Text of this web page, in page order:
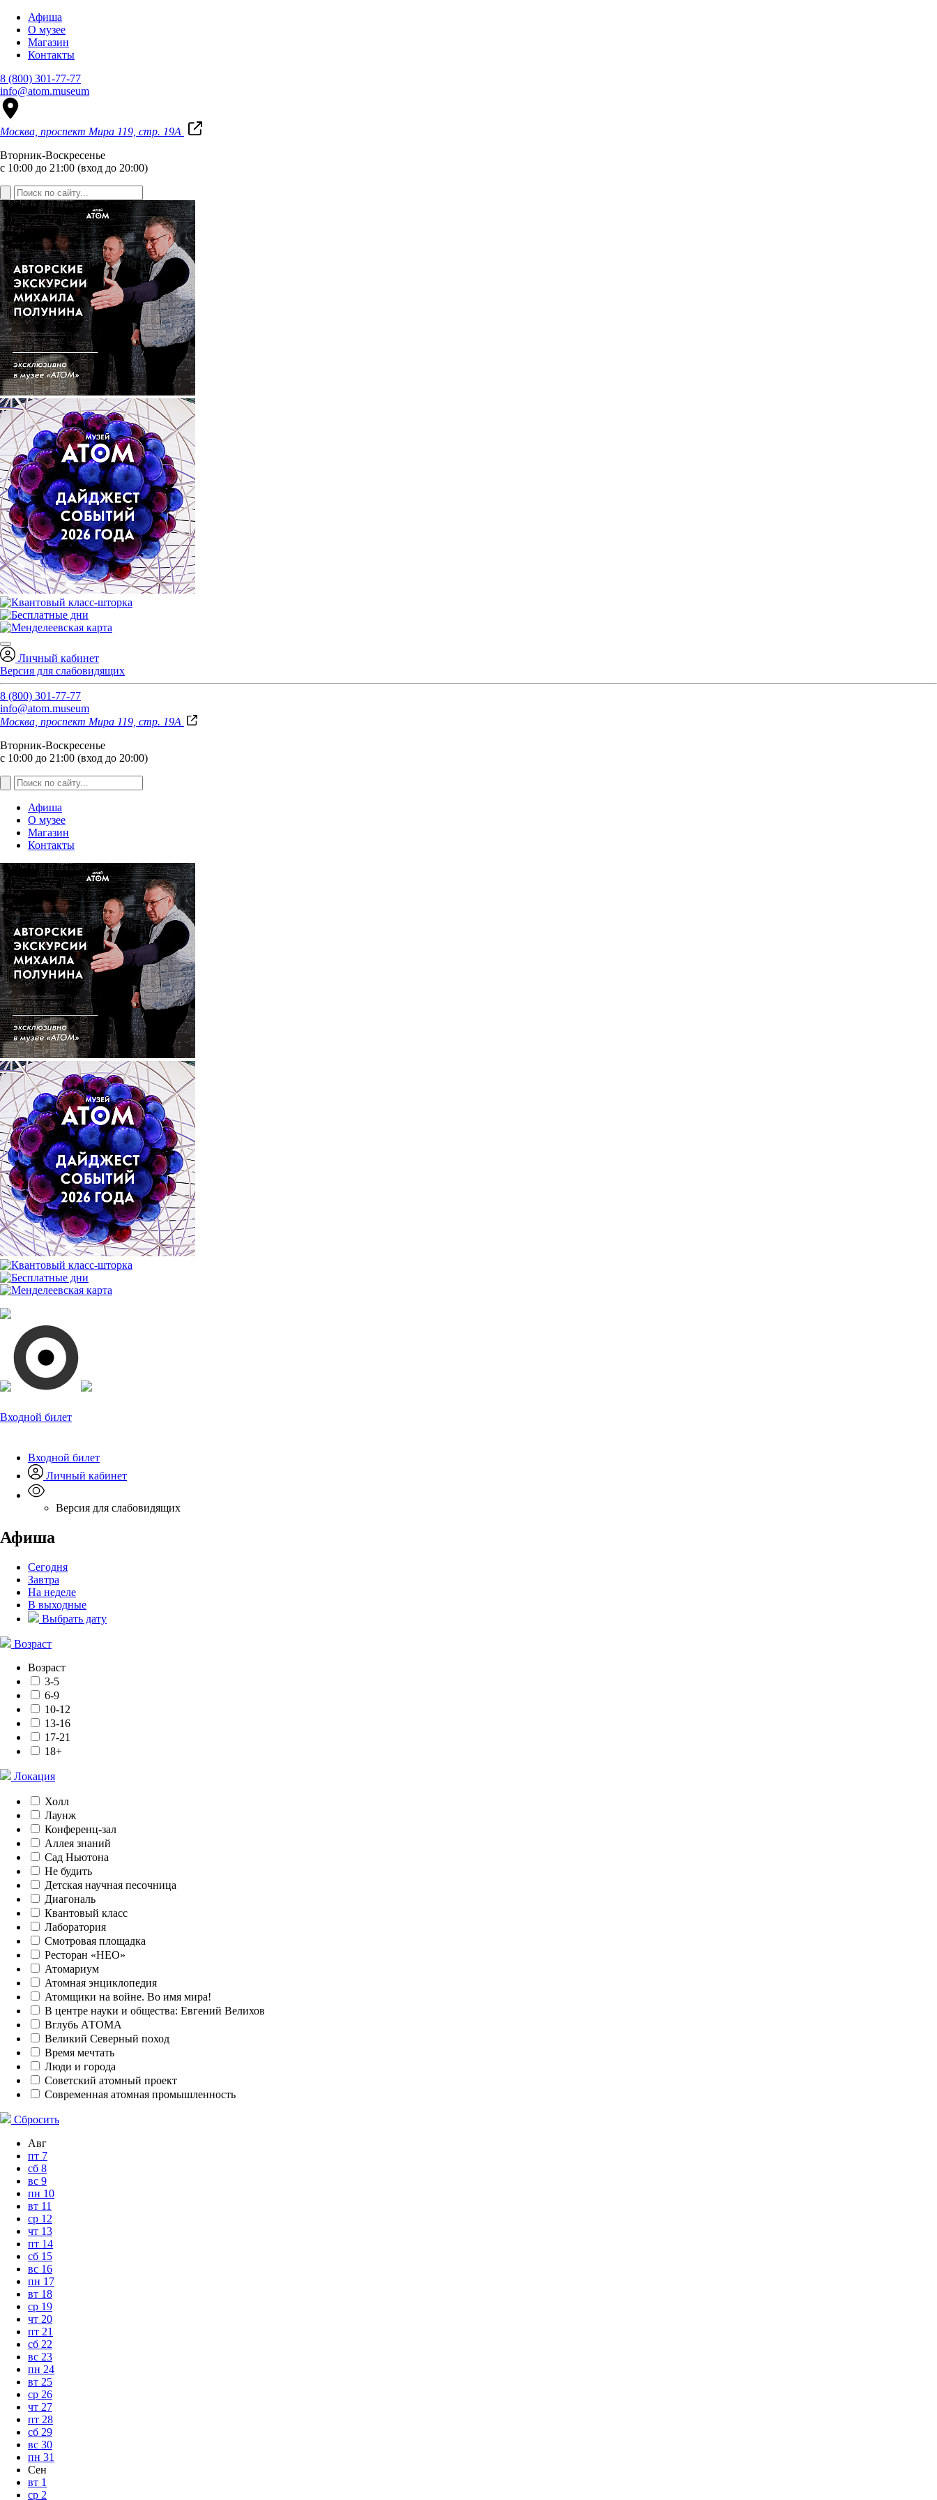
Афиша
О музее
Магазин
Контакты
8 (800) 301-77-77
info@atom.museum
Москва, проспект Мира 119, стр. 19А
Вторник-Воскресенье
с 10:00 до 21:00 (вход до 20:00)
Личный кабинет
Версия для слабовидящих
8 (800) 301-77-77
info@atom.museum
Москва, проспект Мира 119, стр. 19А
Вторник-Воскресенье
с 10:00 до 21:00 (вход до 20:00)
Афиша
О музее
Магазин
Контакты
Входной билет
Входной билет
Личный кабинет
Версия для слабовидящих
Афиша
Сегодня
Завтра
На неделе
В выходные
Выбрать дату
Возраст
Возраст
3-5
6-9
10-12
13-16
17-21
18+
Локация
Холл
Лаунж
Конференц-зал
Аллея знаний
Сад Ньютона
Не будить
Детская научная песочница
Диагональ
Квантовый класс
Лаборатория
Смотровая площадка
Ресторан «НЕО»
Атомариум
Атомная энциклопедия
Атомщики на войне. Во имя мира!
В центре науки и общества: Евгений Велихов
Вглубь АТОМА
Великий Северный поход
Время мечтать
Люди и города
Советский атомный проект
Современная атомная промышленность
Сбросить
Авг
пт 7
сб 8
вс 9
пн 10
вт 11
ср 12
чт 13
пт 14
сб 15
вс 16
пн 17
вт 18
ср 19
чт 20
пт 21
сб 22
вс 23
пн 24
вт 25
ср 26
чт 27
пт 28
сб 29
вс 30
пн 31
Сен
вт 1
ср 2